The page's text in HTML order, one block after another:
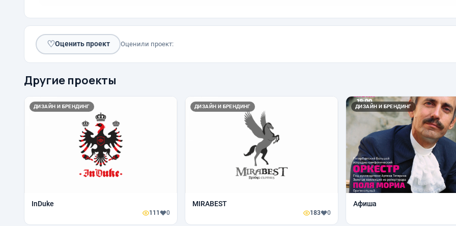
♡Оценить проект Оценили проект:
Другие проекты
ДИЗАЙН И БРЕНДИНГ
InDuke
111 0
ДИЗАЙН И БРЕНДИНГ
MIRABEST
183 0
ДИЗАЙН И БРЕНДИНГ
Афиша